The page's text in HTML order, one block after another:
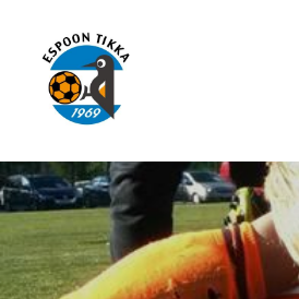
sisältöön
Espoon Tikka ry